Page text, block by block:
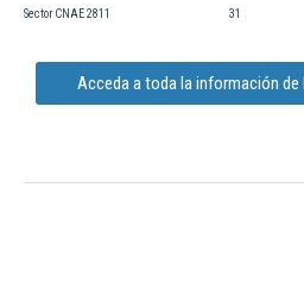
Sector CNAE 2811 31
Acceda a toda la información